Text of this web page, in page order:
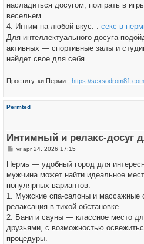
насладиться досугом, поиграть в
весельем.
4. Интим на любой вкус: : секс в
Для интеллектуального досуга
активных — спортивные залы и
найдет свое для себя.
Проститутки Перми - https://
Permted
Интимный и релакс-досуг
B
r
c
h
vr apr 24, 2026 17:15
Пермь — удобный город для
мужчина может найти идеальное
популярных вариантов:
1. Мужские спа-салоны и массажные
релаксация в тихой обстановке.
2. Бани и сауны — классное место
друзьями, с возможностью
процедуры.